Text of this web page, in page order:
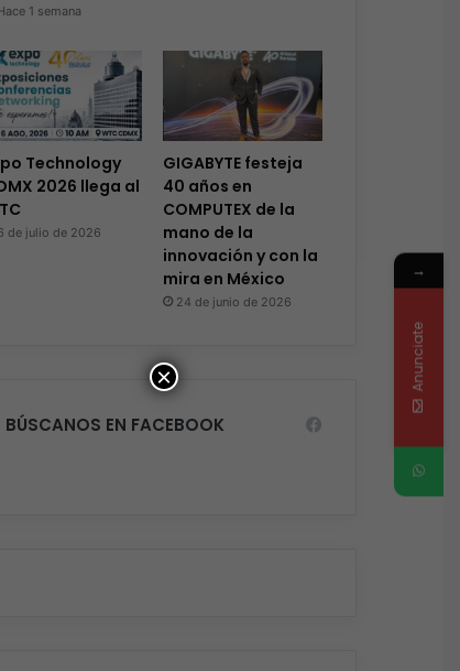
1 semana
Technology
2026 llega al
de julio de 2026
GIGABYTE festeja
40 años en
COMPUTEX de la
mano de la
innovación y con la
mira en México
24 de junio de 2026
BÚSCANOS EN FACEBOOK
×
→
Anunciate